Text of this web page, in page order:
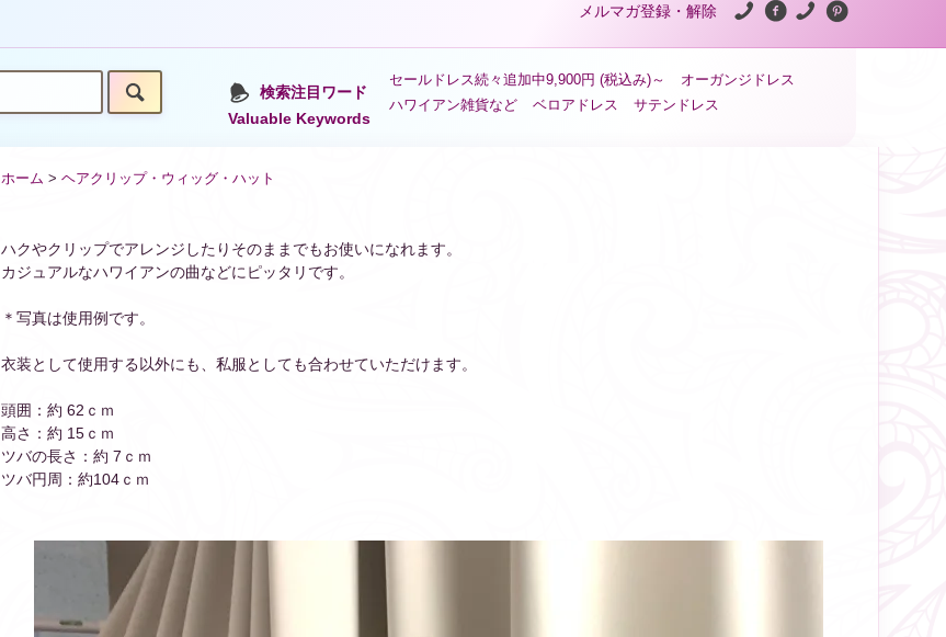
メルマガ登録・解除
検索注目ワード
Valuable Keywords
セールドレス続々追加中9,900円 (税込み)～
オーガンジドレス
ハワイアン雑貨など
ベロアドレス サテンドレス
ホーム > ヘアクリップ・ウィッグ・ハット
ハクやクリップでアレンジしたりそのままでもお使いになれます。
カジュアルなハワイアンの曲などにピッタリです。
＊写真は使用例です。
衣装として使用する以外にも、私服としても合わせていただけます。
頭囲：約 62ｃｍ
高さ：約 15ｃｍ
ツバの長さ：約 7ｃｍ
ツバ円周：約104ｃｍ